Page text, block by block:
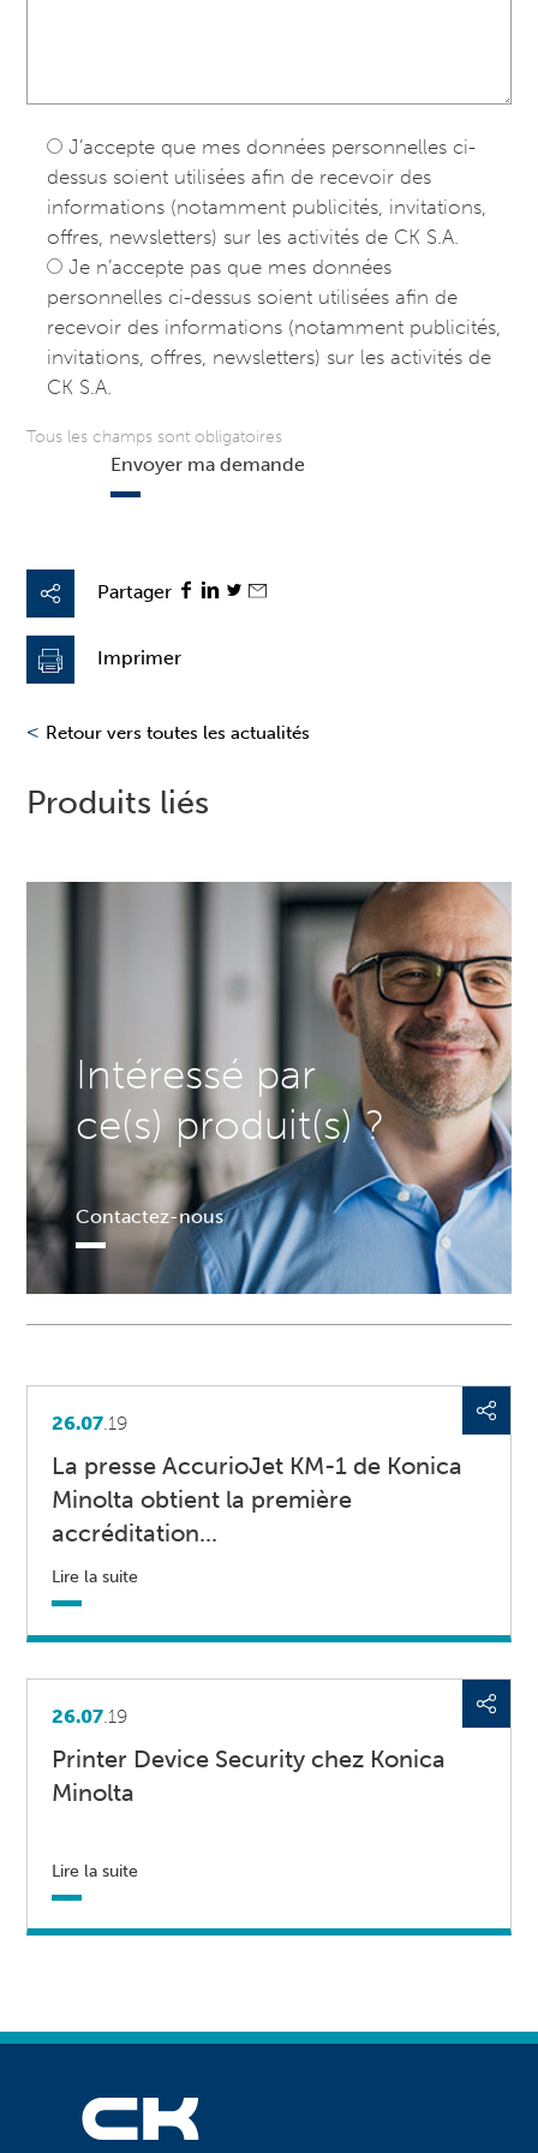
Partager
Imprimer
< Retour vers toutes les actualités
Produits liés
Intéressé par
ce(s) produit(s) ?
Contactez-nous
J’accepte que mes données personnelles ci-
dessus soient utilisées afin de recevoir des
informations (notamment publicités, invitations,
offres, newsletters) sur les activités de CK S.A.
Je n’accepte pas que mes données
personnelles ci-dessus soient utilisées afin de
recevoir des informations (notamment publicités,
invitations, offres, newsletters) sur les activités de
CK S.A.
Tous les champs sont obligatoires
Envoyer ma demande
26.07.19
La presse AccurioJet KM-1 de Konica
Minolta obtient la première
accréditation...
Lire la suite
26.07.19
Printer Device Security chez Konica
Minolta
Lire la suite